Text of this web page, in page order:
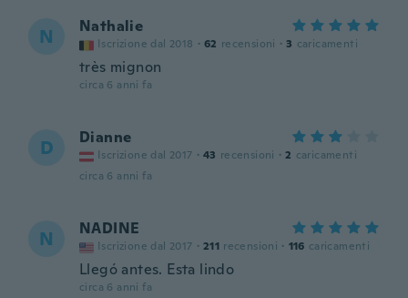
N Nathalie
Iscrizione dal 2018 · 62 recensioni · 3 caricamenti
très mignon
circa 6 anni fa
D Dianne
Iscrizione dal 2017 · 43 recensioni · 2 caricamenti
circa 6 anni fa
N NADINE
Iscrizione dal 2017 · 211 recensioni · 116 caricamenti
Llegó antes. Esta lindo
circa 6 anni fa